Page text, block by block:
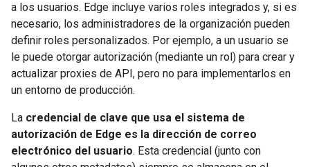
a los usuarios. Edge incluye varios roles integrados y, si es
necesario, los administradores de la organización pueden
definir roles personalizados. Por ejemplo, a un usuario se
le puede otorgar autorización (mediante un rol) para crear y
actualizar proxies de API, pero no para implementarlos en
un entorno de producción.
La credencial de clave que usa el sistema de
autorización de Edge es la dirección de correo
electrónico del usuario. Esta credencial (junto con